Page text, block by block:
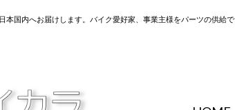
国内へお届けします。バイク愛好家、事業主様をパーツの供給で